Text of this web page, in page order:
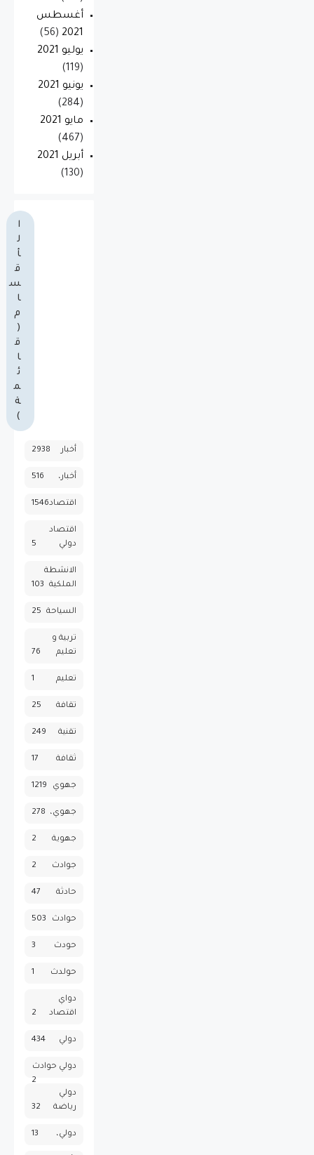
أغسطس
2021
(56)
يوليو 2021
(119)
يونيو 2021
(284)
مايو 2021
(467)
أبريل 2021
(130)
ا
ل
أ
ق
س
ا
م
(
ق
ا
ئ
م
ة
)
أخبار 2938
أخبار، 516
اقتصاد1546
اقتصاد
دولي
5
الانشطة
الملكية
103
السياحة 25
تربية و
تعليم
76
تعليم 1
تقافة 25
تقنية 249
ثقافة 17
جهوي 1219
جهوي، 278
جهوية 2
جوادث 2
حادثة 47
حوادث 503
حودث 3
حولدث 1
دواي
اقتصاد
2
دولي 434
دولي حوادث
2
دولي
رياضة
32
دولي، 13